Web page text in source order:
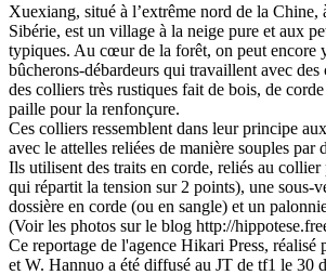
Xuexiang, situé à l’extrême nord de la Chine,
Sibérie, est un village à la neige pure et aux
typiques. Au cœur de la forêt, on peut encore
bûcherons-débardeurs qui travaillent avec
des colliers très rustiques fait de bois, de
paille pour la renfonçure.
Ces colliers ressemblent dans leur principe
avec le attelles reliées de manière souples par
Ils utilisent des traits en corde, reliés au
qui répartit la tension sur 2 points), une sous-
dossière en corde (ou en sangle) et un
(Voir les photos sur le blog http://
Ce reportage de l'agence Hikari Press, réalisé
et W. Hannuo a été diffusé au JT de tf1 le 30